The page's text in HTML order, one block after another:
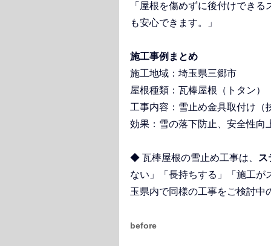
「屋根を傷めずに後付けでき
も安心できます。」
施工事例まとめ
施工地域：埼玉県三郷市
屋根種類：瓦棒屋根（トタン）
工事内容：雪止め金具取付け（
効果：雪の落下防止、安全性向
◆ 瓦棒屋根の雪止め工事は、 ス
ない」「長持ちする」「施工が
玉県内で同様の工事をご検討中
before